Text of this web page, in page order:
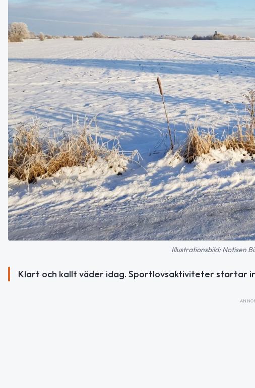
Illustrationsbild: Notisen
Klart och kallt väder idag. Sportlovsaktiviteter startar